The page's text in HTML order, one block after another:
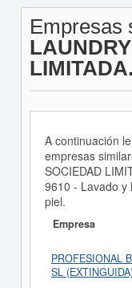
Empresas
LIMITADA.
A continuación
empresas
SOCIEDAD
9610 - Lavado y
piel.
Empresa
PROFESIONAL
SL